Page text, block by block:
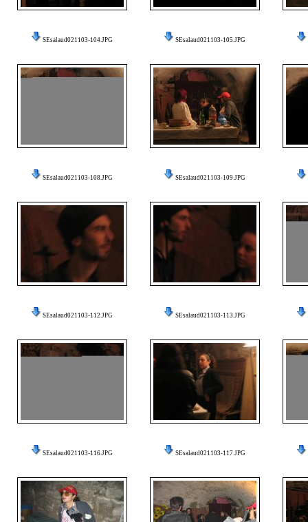
SEsalaud021103-104.JPG SEsalaud021103-105.JPG
SEsalaud021103-108.JPG SEsalaud021103-109.JPG
SEsalaud021103-112.JPG SEsalaud021103-113.JPG
SEsalaud021103-116.JPG SEsalaud021103-117.JPG